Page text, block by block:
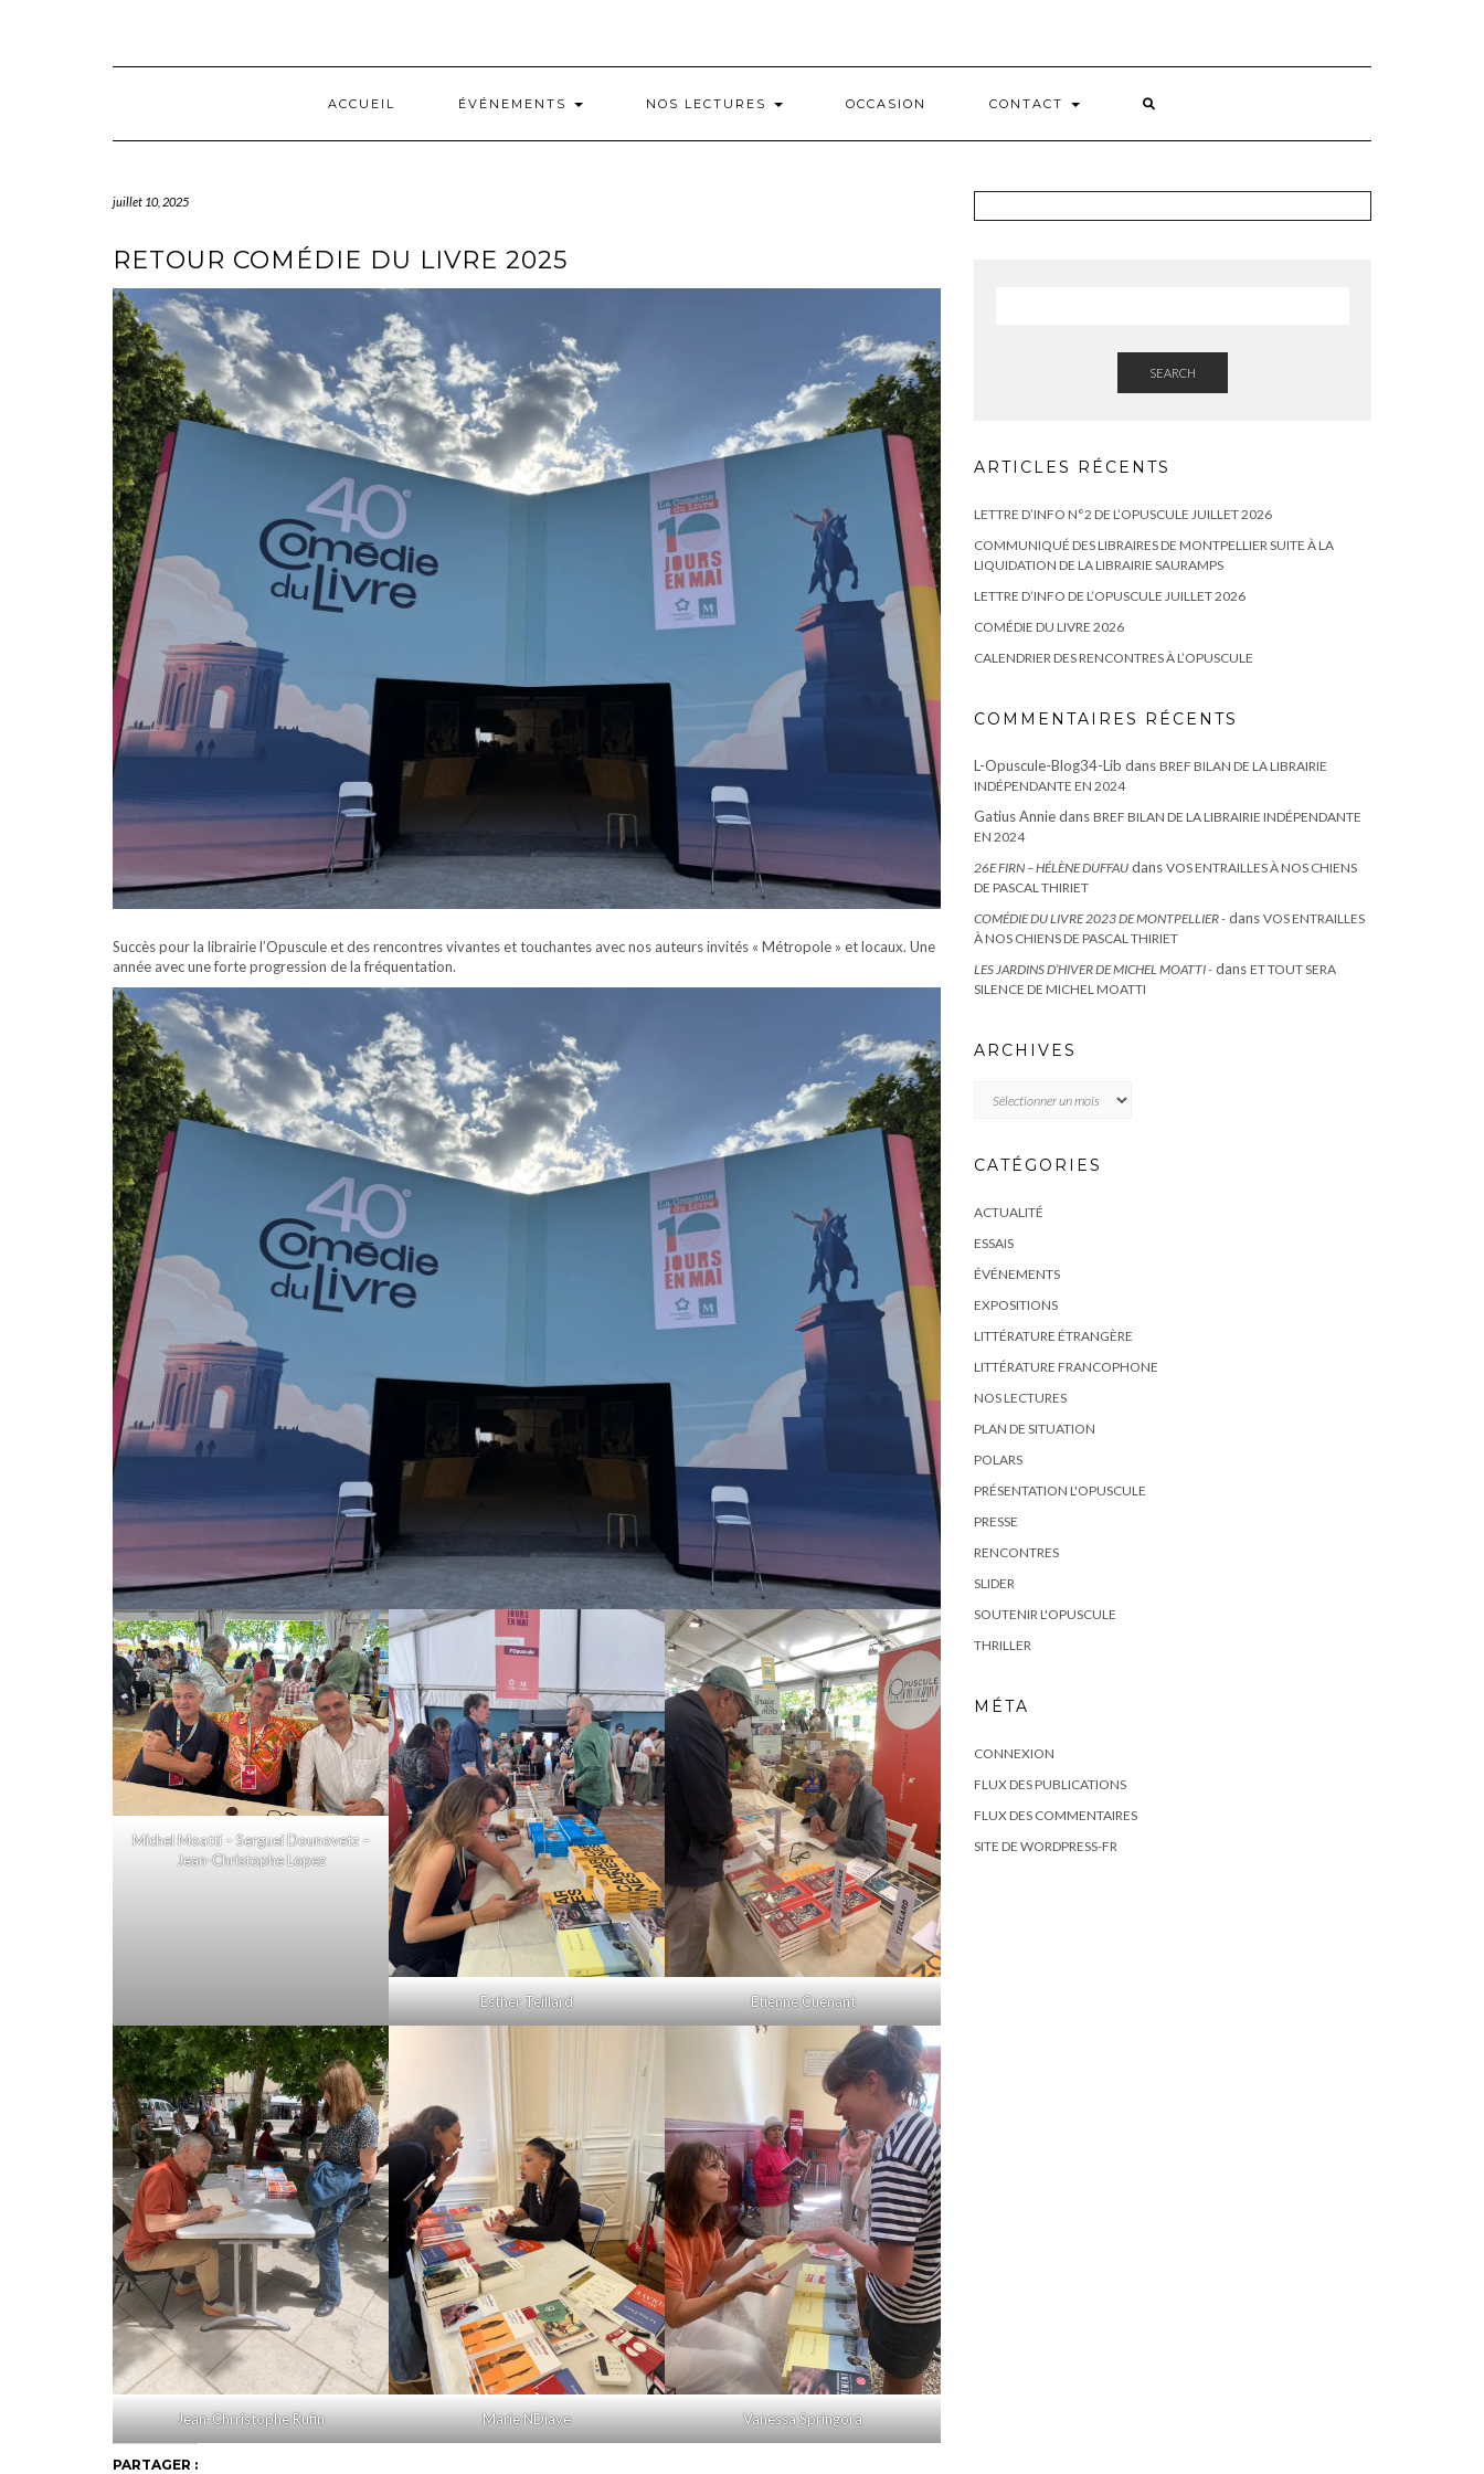
ACCUEIL ÉVÉNEMENTS NOS LECTURES OCCASION CONTACT
juillet 10, 2025
RETOUR COMÉDIE DU LIVRE 2025
Succès pour la librairie l’Opuscule et des rencontres vivantes et touchantes avec nos auteurs invités « Métropole » et locaux. Une
année avec une forte progression de la fréquentation.
Michel Moatti – Serguei Dounovetz –
Jean-Christophe Lopez
Esther Teillard Etienne Cuenant
Jean-Chrristophe Rufin Marie NDiaye Vanessa Springora
PARTAGER :
SEARCH
ARTICLES RÉCENTS
LETTRE D’INFO N°2 DE L’OPUSCULE JUILLET 2026
COMMUNIQUÉ DES LIBRAIRES DE MONTPELLIER SUITE À LA
LIQUIDATION DE LA LIBRAIRIE SAURAMPS
LETTRE D’INFO DE L’OPUSCULE JUILLET 2026
COMÉDIE DU LIVRE 2026
CALENDRIER DES RENCONTRES À L’OPUSCULE
COMMENTAIRES RÉCENTS
L-Opuscule-Blog34-Lib dans BREF BILAN DE LA LIBRAIRIE
INDÉPENDANTE EN 2024
Gatius Anniedans BREF BILAN DE LA LIBRAIRIE INDÉPENDANTE
EN 2024
26E FIRN – HÉLÈNE DUFFAU dans VOS ENTRAILLES À NOS CHIENS
DE PASCAL THIRIET
COMÉDIE DU LIVRE 2023 DE MONTPELLIER - dans VOS ENTRAILLES
À NOS CHIENS DE PASCAL THIRIET
LES JARDINS D’HIVER DE MICHEL MOATTI - dans ET TOUT SERA
SILENCE DE MICHEL MOATTI
ARCHIVES
CATÉGORIES
ACTUALITÉ
ESSAIS
ÉVÉNEMENTS
EXPOSITIONS
LITTÉRATURE ÉTRANGÈRE
LITTÉRATURE FRANCOPHONE
NOS LECTURES
PLAN DE SITUATION
POLARS
PRÉSENTATION L'OPUSCULE
PRESSE
RENCONTRES
SLIDER
SOUTENIR L'OPUSCULE
THRILLER
MÉTA
CONNEXION
FLUX DES PUBLICATIONS
FLUX DES COMMENTAIRES
SITE DE WORDPRESS-FR